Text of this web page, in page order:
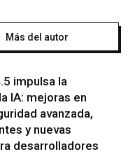
Más del autor
impulsa la
IA: mejoras en
avanzada,
y nuevas
desarrolladores